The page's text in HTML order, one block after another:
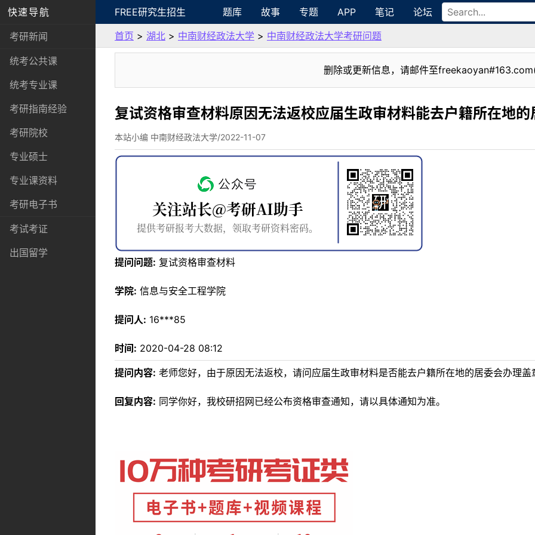
快速导航
考研新闻
统考公共课
统考专业课
考研指南经验
考研院校
专业硕士
专业课资料
考研电子书
考试考证
出国留学
FREE研究生招生 题库 故事 专题 APP 笔记
论坛
首页 > 湖北 > 中南财经政法大学 > 中南财经政法大学考研问题
删除或更新信息，请邮件至
复试资格审查材料原因无法返校应届生政审材料能去户籍所在地的
本站小编 中南财经政法大学/2022-11-07
提问问题: 复试资格审查材料
学院: 信息与安全工程学院
提问人: 16***85
时间: 2020-04-28 08:12
提问内容: 老师您好，由于原因无法返校，请问应届生政审材料是否能去户籍所在地的居委会办理盖
回复内容: 同学你好，我校研招网已经公布资格审查通知，请以具体通知为准。